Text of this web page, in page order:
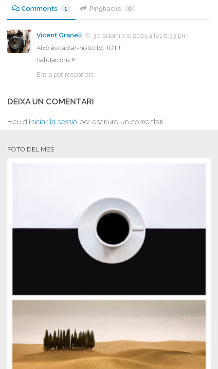
Comments 1 Pingbacks 0
Vicent Granell
30 setembre, 2025 a les 8:33 pm
Aixó és captar-ho tot tot TOT!!!
Salutacions !!!
Entra per respondre
DEIXA UN COMENTARI
Heu d'iniciar la sessió per escriure un comentari.
FOTO DEL MES